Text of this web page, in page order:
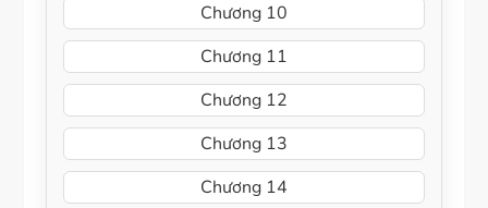
Chương 10
Chương 11
Chương 12
Chương 13
Chương 14